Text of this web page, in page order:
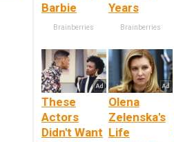
Barbie
Brainberries
Years
Brainberries
These
Actors
Didn't Want
Olena
Zelenska's
Life